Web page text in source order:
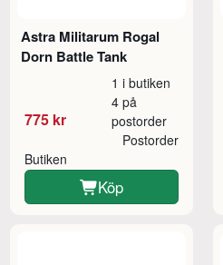
Astra Militarum Rogal
Dorn Battle Tank
775 kr
1 i butiken
4 på
postorder
Butiken
Postorder
Köp